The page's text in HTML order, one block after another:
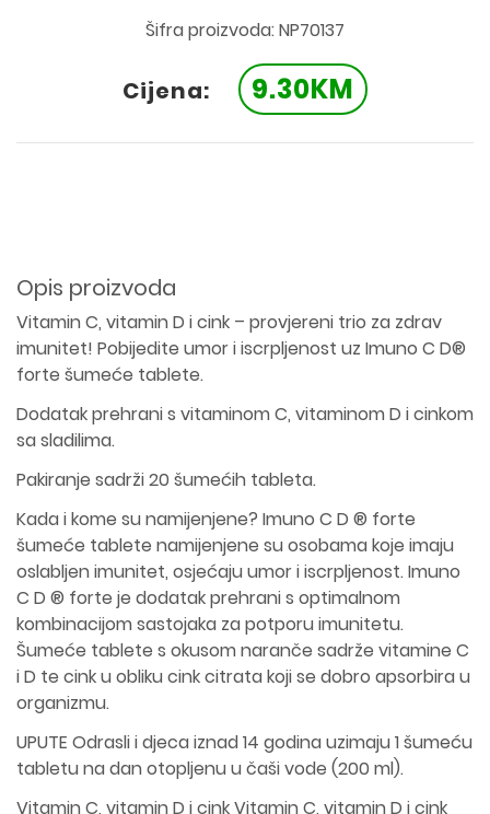
Šifra proizvoda: NP70137
Cijena: 9.30KM
Opis proizvoda
Vitamin C, vitamin D i cink – provjereni trio za zdrav
imunitet! Pobijedite umor i iscrpljenost uz Imuno C D®
forte šumeće tablete.
Dodatak prehrani s vitaminom C, vitaminom D i cinkom
sa sladilima.
Pakiranje sadrži 20 šumećih tableta.
Kada i kome su namijenjene? Imuno C D ® forte
šumeće tablete namijenjene su osobama koje imaju
oslabljen imunitet, osjećaju umor i iscrpljenost. Imuno
C D ® forte je dodatak prehrani s optimalnom
kombinacijom sastojaka za potporu imunitetu.
Šumeće tablete s okusom naranče sadrže vitamine C
i D te cink u obliku cink citrata koji se dobro apsorbira u
organizmu.
UPUTE Odrasli i djeca iznad 14 godina uzimaju 1 šumeću
tabletu na dan otopljenu u čaši vode (200 ml).
Vitamin C, vitamin D i cink Vitamin C, vitamin D i cink